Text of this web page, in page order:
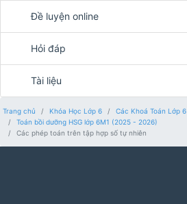
Đề luyện online
Hỏi đáp
Tài liệu
Trang chủ Khóa Học Lớp 6
Các Khoá Toán Lớp 6
Toán bồi dưỡng HSG lớp 6M1 (2025 - 2026)
Các phép toán trên tập hợp số tự nhiên